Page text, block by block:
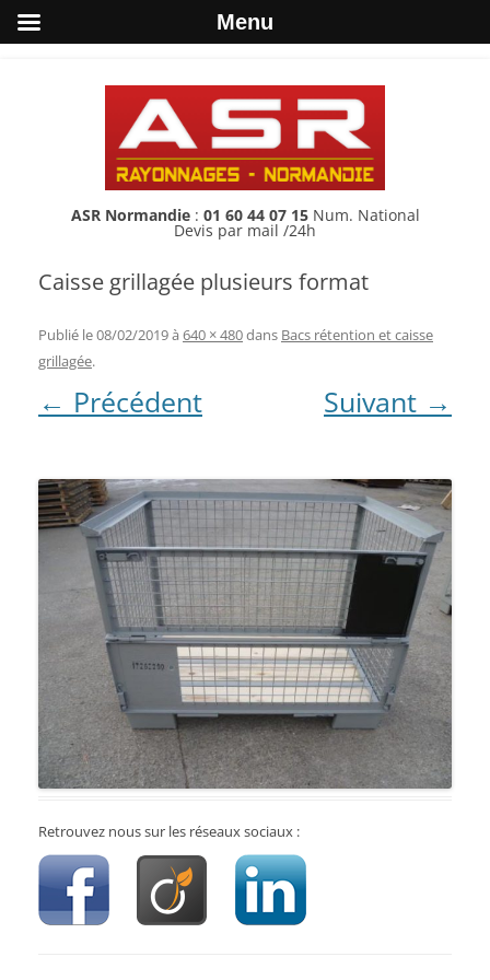
ASR Normandie: 01 60 44 07 15Num. National
Devis par mail /24h
Caisse grillagée plusieurs format
Publié le08/02/2019à 640 × 480dans Bacs rétention et caisse
grillagée.
← Précédent Suivant →
Retrouvez nous sur les réseaux sociaux :
Menu